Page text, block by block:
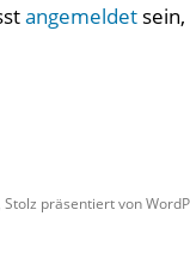
angemeldet
,Stolz präsentiert von